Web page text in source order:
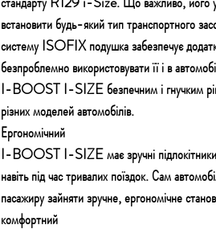
встановити будь-який тип транспортного
систему ISOFIX подушка забезпечує
безпроблемно використовувати її і в
I-BOOST I-SIZE безпечним і гнучким
різних моделей автомобілів.
Ергономічний
I-BOOST I-SIZE має зручні підлокітники,
навіть під час тривалих поїздок. Сам
пасажиру зайняти зручне, ергономічне
комфортний